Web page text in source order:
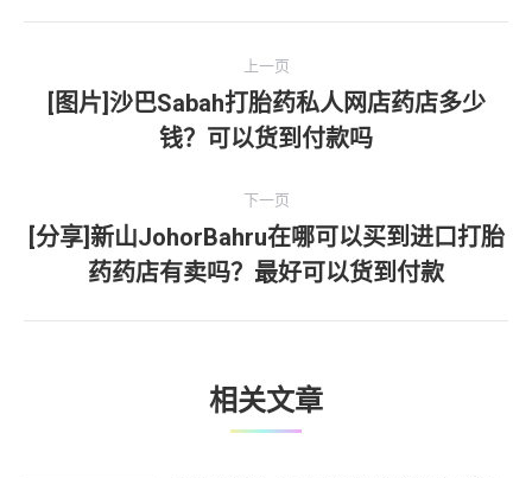
章
上一页
上
一
[图片]沙巴Sabah打胎药私人网店药店多少
钱？可以货到付款吗
下一页
下
一
文
[分享]新山JohorBahru在哪可以买到进口打胎
药药店有卖吗？最好可以货到付款
相关文章